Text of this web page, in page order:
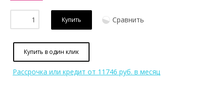
Купить Сравнить
Купить в один клик
Рассрочка или кредит от 11746 руб. в месяц